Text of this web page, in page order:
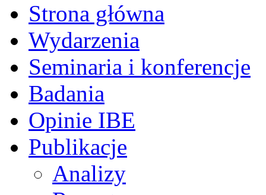
Strona główna
Wydarzenia
Seminaria i konferencje
Badania
Opinie IBE
Publikacje
Analizy